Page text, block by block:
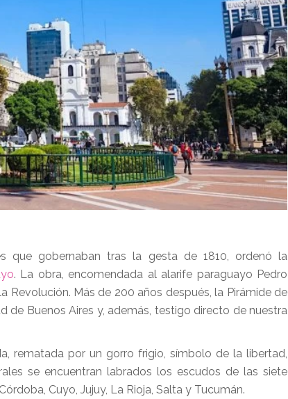
que gobernaban tras la gesta de 1810, ordenó la
. La obra, encomendada al alarife paraguayo Pedro
Revolución. Más de 200 años después, la Pirámide de
Buenos Aires y, además, testigo directo de nuestra
rematada por un gorro frigio, símbolo de la libertad,
se encuentran labrados los escudos de las siete
Cuyo, Jujuy, La Rioja, Salta y Tucumán.